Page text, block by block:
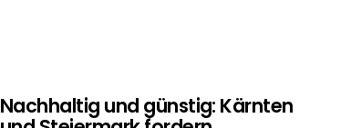
Nachhaltig und günstig: Kärnten